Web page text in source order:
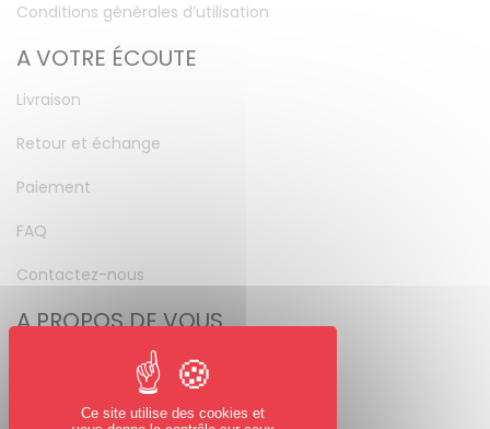
Conditions générales d’utilisation
A VOTRE ÉCOUTE
Livraison
Retour et échange
Paiement
FAQ
Contactez-nous
A PROPOS DE VOUS
Mot de passe perdu
Ce site utilise des cookies et